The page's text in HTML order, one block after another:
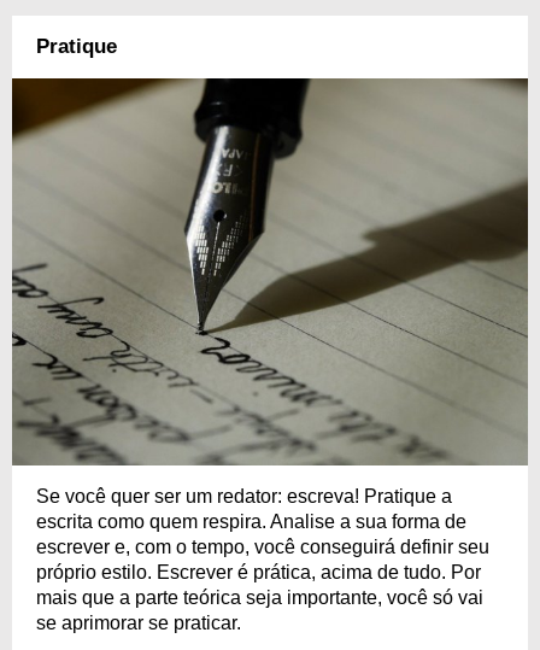
Pratique
Se você quer ser um redator: escreva! Pratique a
escrita como quem respira. Analise a sua forma de
escrever e, com o tempo, você conseguirá definir seu
próprio estilo. Escrever é prática, acima de tudo. Por
mais que a parte teórica seja importante, você só vai
se aprimorar se praticar.